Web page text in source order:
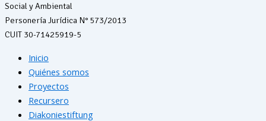
Social y Ambiental
Personería Jurídica N° 573/2013
CUIT 30-71425919-5
Inicio
Quiénes somos
Proyectos
Recursero
Diakoniestiftung